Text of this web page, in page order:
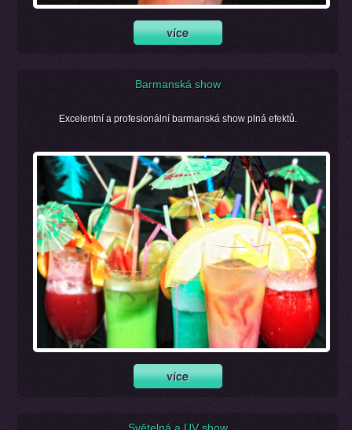
Barmanská show
Excelentní a profesionální barmanská show plná efektů.